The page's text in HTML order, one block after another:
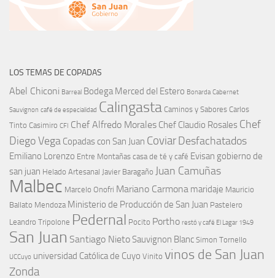
LOS TEMAS DE COPADAS
Abel Chiconi Barreal Bodega Merced del Estero Bonarda Cabernet
Sauvignon café de especialidad Calingasta Caminos y Sabores Carlos
Tinto Casimiro CFI Chef Alfredo Morales Chef Claudio Rosales Chef
Diego Vega Copadas con San Juan Coviar Desfachatados
Emiliano Lorenzo Entre Montañas casa de té y café Evisan gobierno de
san juan Helado Artesanal Javier Baragaño Juan Camuñas
Malbec Marcelo Onofri Mariano Carmona maridaje Mauricio
Ballato Mendoza Ministerio de Producción de San Juan Pastelero
Leandro Tripolone Pedernal Pocito Portho restó y café El Lagar 1949
San Juan Santiago Nieto Sauvignon Blanc Simon Tornello
UCCuyo universidad Católica de Cuyo Vinito vinos de San Juan
Zonda